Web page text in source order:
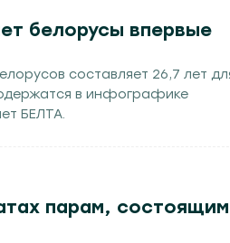
белорусы впервые
составляет 26,7 лет
в инфографике
БЕЛТА.
парам,